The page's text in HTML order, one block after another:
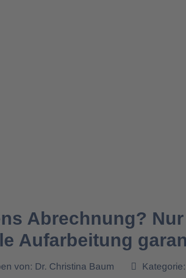
Abrechnung?
Aufarbeitung
von: Dr. Christina Baum Kategorie: